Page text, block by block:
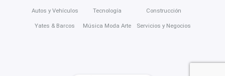
Autos y Vehículos
Yates & Barcos
Tecnología
Música Moda Arte
Construcción
Servicios y Negocios